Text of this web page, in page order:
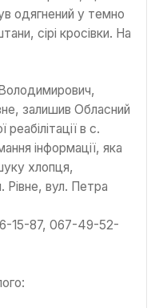
одягнений у темно
сірі кросівки. На
залишив Обласний
в с.
інформації, яка
хлопця,
Рівне, вул. Петра
15-87, 067-49-52-